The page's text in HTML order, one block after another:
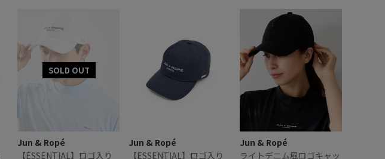
Jun & Ropé
【ESSENTIAL】ロゴ入り
Jun & Ropé
【ESSENTIAL】ロゴ入り
Jun & Ropé
ライトデニム風ロゴキャッ